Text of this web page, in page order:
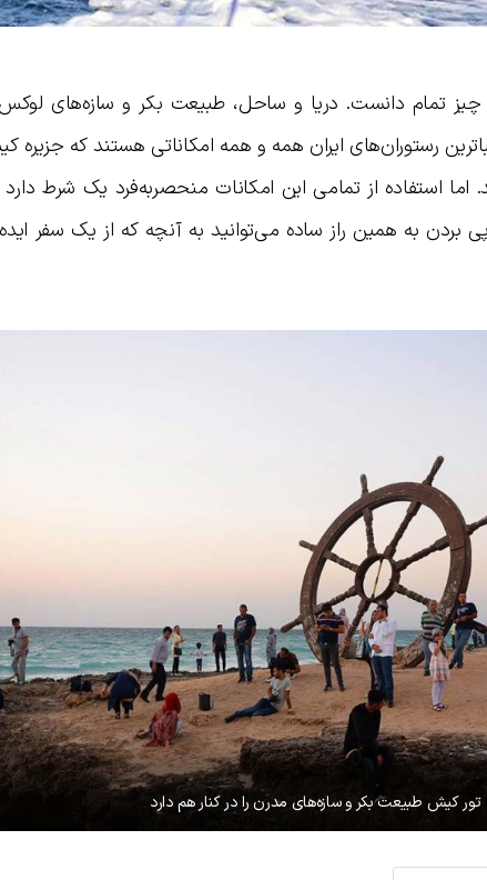
تمام دانست. دریا و ساحل، طبیعت بکر و سازه‌های
رستوران‌های ایران همه و همه امکاناتی هستند که جزیره
اما استفاده از تمامی این امکانات منحصربه‌فرد یک شرط
به همین راز ساده می‌توانید به آنچه که از یک سفر
تور کیش طبیعت بکر و سازه‌های مدرن را در کنار هم دارد